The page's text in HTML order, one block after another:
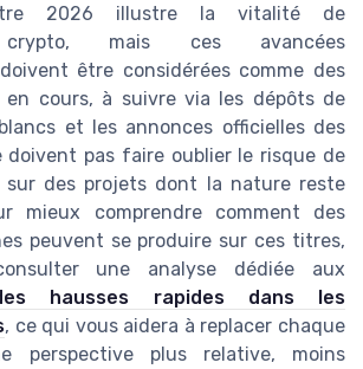
2026 illustre la vitalité de
crypto, mais ces avancées
être considérées comme des
en cours, à suivre via les dépôts de
et les annonces officielles des
doivent pas faire oublier le risque de
sur des projets dont la nature reste
mieux comprendre comment des
peuvent se produire sur ces titres,
une analyse dédiée aux
hausses rapides dans les
, ce qui vous aidera à replacer chaque
perspective plus relative, moins